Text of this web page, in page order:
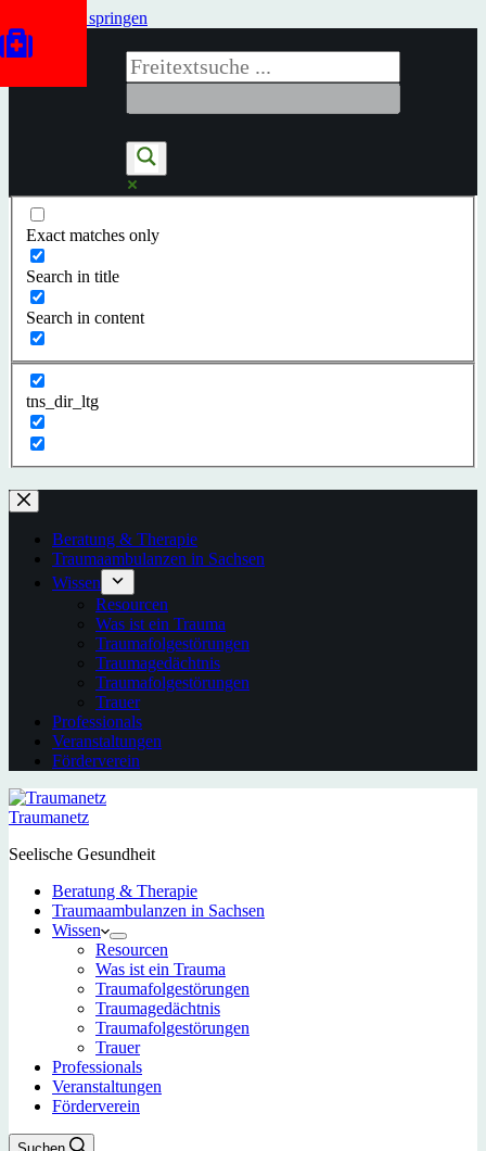
Zum Inhalt springen
Exact matches only
Search in title
Search in content
tns_dir_ltg
Beratung & Therapie
Traumaambulanzen in Sachsen
Wissen
Resourcen
Was ist ein Trauma
Traumafolgestörungen
Traumagedächtnis
Traumafolgestörungen
Trauer
Professionals
Veranstaltungen
Förderverein
Traumanetz
Seelische Gesundheit
Beratung & Therapie
Traumaambulanzen in Sachsen
Wissen
Resourcen
Was ist ein Trauma
Traumafolgestörungen
Traumagedächtnis
Traumafolgestörungen
Trauer
Professionals
Veranstaltungen
Förderverein